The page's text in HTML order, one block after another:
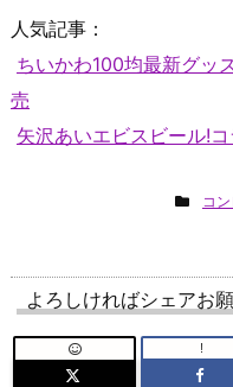
人気記事：
ちいかわ100均最新グッ
売
矢沢あいエビスビール!
コ
よろしければシェアお
!